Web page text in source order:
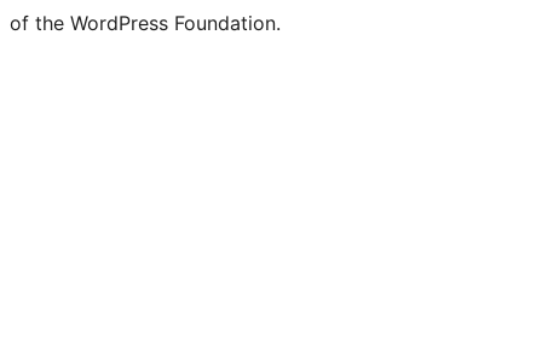
of the WordPress Foundation.